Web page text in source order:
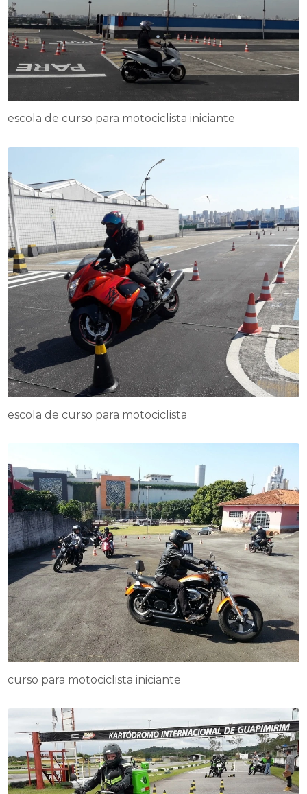
escola de curso para motociclista iniciante
escola de curso para motociclista
curso para motociclista iniciante